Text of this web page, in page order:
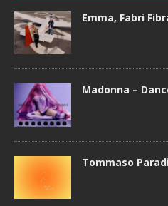
Emma, Fabri
Madonna –
Tommaso